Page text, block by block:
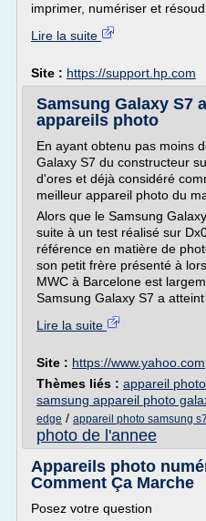
imprimer, numériser et
Lire la suite
Site : https://support.hp.com
Samsung Galaxy S7
appareils photo
En ayant obtenu pas moins
Galaxy S7 du constructeur
d'ores et déjà considéré
meilleur appareil photo du
Alors que le Samsung
suite à un test réalisé sur
référence en matière de
son petit frère présenté à
MWC à Barcelone est
Samsung Galaxy S7 a atteint
Lire la suite
Site : https://www.yahoo.com
Thèmes liés : appareil
samsung appareil photo
edge / appareil photo samsung s7
photo de l'annee
Appareils photo
Comment Ça Marche
Posez votre question